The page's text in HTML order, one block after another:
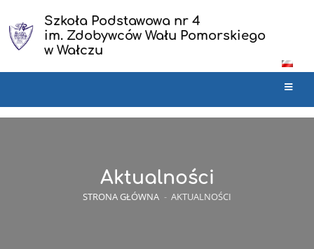
Szkoła Podstawowa nr 4
im. Zdobywców Wału Pomorskiego
w Wałczu
Aktualności
STRONA GŁÓWNA - AKTUALNOŚCI